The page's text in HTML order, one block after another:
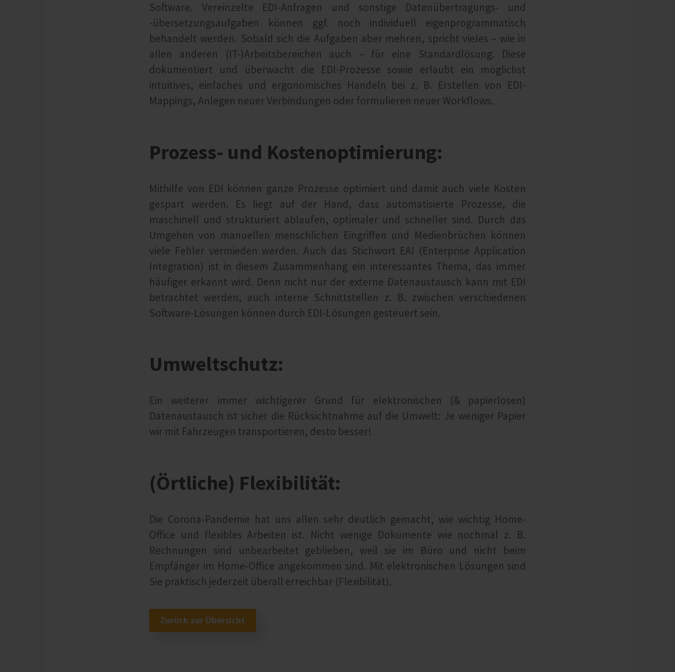
Software. Vereinzelte EDI-Anfragen und sonstige Datenübertragungs- und
-übersetzungsaufgaben können ggf. noch individuell eigenprogrammatisch
behandelt werden. Sobald sich die Aufgaben aber mehren, spricht vieles – wie in
allen anderen (IT-)Arbeitsbereichen auch – für eine Standardlösung. Diese
dokumentiert und überwacht die EDI-Prozesse sowie erlaubt ein möglichst
intuitives, einfaches und ergonomisches Handeln bei z. B. Erstellen von EDI-
Mappings, Anlegen neuer Verbindungen oder formulieren neuer Workflows.
Prozess- und Kostenoptimierung:
Mithilfe von EDI können ganze Prozesse optimiert und damit auch viele Kosten
gespart werden. Es liegt auf der Hand, dass automatisierte Prozesse, die
maschinell und strukturiert ablaufen, optimaler und schneller sind. Durch das
Umgehen von manuellen menschlichen Eingriffen und Medienbrüchen können
viele Fehler vermieden werden. Auch das Stichwort EAI (Enterprise Application
Integration) ist in diesem Zusammenhang ein interessantes Thema, das immer
häufiger erkannt wird. Denn nicht nur der externe Datenaustausch kann mit EDI
betrachtet werden, auch interne Schnittstellen z. B. zwischen verschiedenen
Software-Lösungen können durch EDI-Lösungen gesteuert sein.
Umweltschutz:
Ein weiterer immer wichtigerer Grund für elektronischen (& papierlosen)
Datenaustausch ist sicher die Rücksichtnahme auf die Umwelt: Je weniger Papier
wir mit Fahrzeugen transportieren, desto besser!
(Örtliche) Flexibilität:
Die Corona-Pandemie hat uns allen sehr deutlich gemacht, wie wichtig Home-
Office und flexibles Arbeiten ist. Nicht wenige Dokumente wie nochmal z. B.
Rechnungen sind unbearbeitet geblieben, weil sie im Büro und nicht beim
Empfänger im Home-Office angekommen sind. Mit elektronischen Lösungen sind
Sie praktisch jederzeit überall erreichbar (Flexibilität).
Zurück zur Übersicht